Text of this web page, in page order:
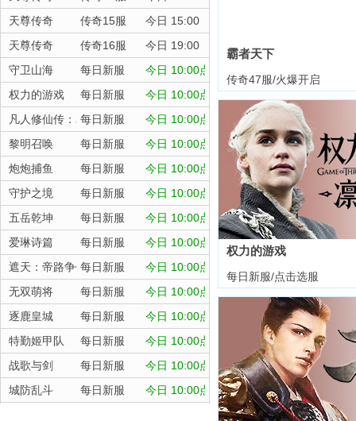
天尊传奇
传奇15服
今日 15:00
天尊传奇
传奇16服
今日 19:00
守卫山海
每日新服
今日 10:00点
权力的游戏
每日新服
今日 10:00点
凡人修仙传：星海飞驰
每日新服
今日 10:00点
黎明召唤
每日新服
今日 10:00点
炮炮捕鱼
每日新服
今日 10:00点
守护之境
每日新服
今日 10:00点
五岳乾坤
每日新服
今日 10:00点
爱琳诗篇
每日新服
今日 10:00点
遮天：帝路争锋每日新服
今日 10:00点
无双萌将
每日新服
今日 10:00点
逐鹿皇城
每日新服
今日 10:00点
特勤姬甲队
每日新服
今日 10:00点
战歌与剑
每日新服
今日 10:00点
城防乱斗
每日新服
今日 10:00点
霸者天下
传奇47服/火爆开启
权力的游戏
每日新服/点击选服